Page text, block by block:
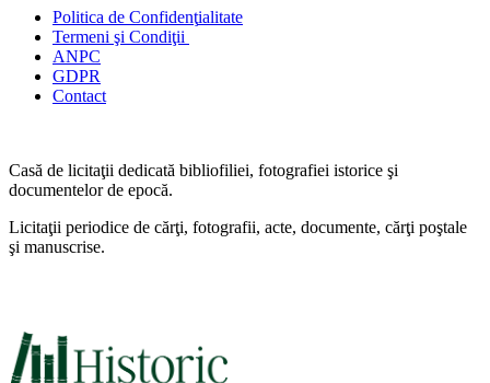
Politica de Confidenţialitate
Termeni şi Condiţii
ANPC
GDPR
Contact
Casă de licitaţii dedicată bibliofiliei, fotografiei istorice şi
documentelor de epocă.
Licitaţii periodice de cărţi, fotografii, acte, documente, cărţi poştale
şi manuscrise.